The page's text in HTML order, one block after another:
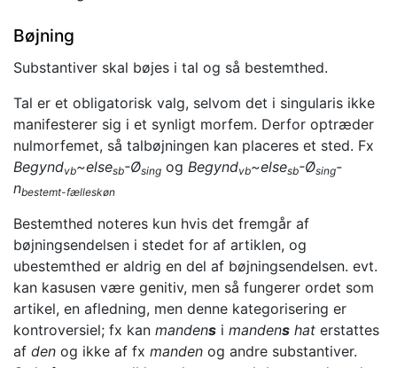
Bøjning
Substantiver skal bøjes i tal og så bestemthed.
Tal er et obligatorisk valg, selvom det i singularis ikke
manifesterer sig i et synligt morfem. Derfor optræder
nulmorfemet, så talbøjningen kan placeres et sted. Fx
Begyndvb~elsesb-Øsing og Begyndvb~elsesb-Øsing-
nbestemt-fælleskøn
Bestemthed noteres kun hvis det fremgår af
bøjningsendelsen i stedet for af artiklen, og
ubestemthed er aldrig en del af bøjningsendelsen. evt.
kan kasusen være genitiv, men så fungerer ordet som
artikel, en afledning, men denne kategorisering er
kontroversiel; fx kan mandens i mandens hat erstattes
af den og ikke af fx manden og andre substantiver.